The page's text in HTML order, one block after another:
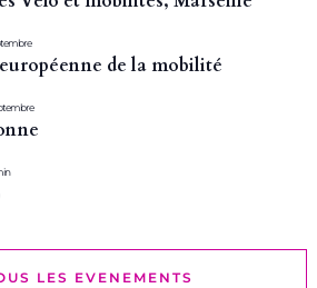
de la mobilité
LES EVENEMENTS